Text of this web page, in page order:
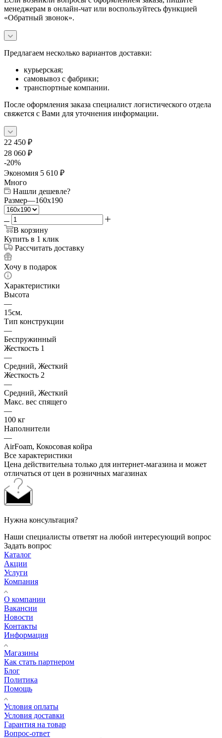
менеджерам в онлайн-чат или воспользуйтесь функцией
«Обратный звонок».
Предлагаем несколько вариантов доставки:
курьерская;
самовывоз с фабрики;
транспортные компании.
После оформления заказа специалист логистического отдела
свяжется с Вами для уточнения информации.
22 450 ₽
28 060 ₽
-20%
Экономия 5 610 ₽
Много
Нашли дешевле?
Размер—160x190
В корзину
Купить в 1 клик
Рассчитать доставку
Хочу в подарок
Характеристики
Высота
—
15см.
Тип конструкции
—
Беспружинный
Жесткость 1
—
Средний, Жесткий
Жесткость 2
—
Средний, Жесткий
Макс. вес спящего
—
100 кг
Наполнители
—
AirFoam, Кокосовая койра
Все характеристики
Цена действительна только для интернет-магазина и может
отличаться от цен в розничных магазинах
Нужна консультация?
Наши специалисты ответят на любой интересующий вопрос
Задать вопрос
Каталог
Акции
Услуги
Компания
О компании
Вакансии
Новости
Контакты
Информация
Магазины
Как стать партнером
Блог
Политика
Помощь
Условия оплаты
Условия доставки
Гарантия на товар
Вопрос-ответ